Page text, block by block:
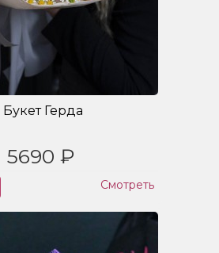
Букет Герда
5690 ₽
Смотреть